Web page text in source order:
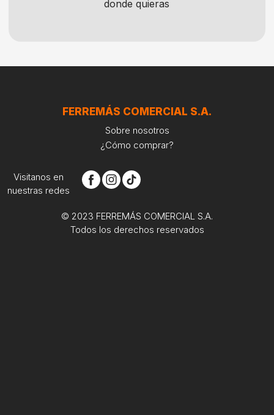
donde quieras
FERREMÁS COMERCIAL S.A.
Sobre nosotros
¿Cómo comprar?
Visitanos en
nuestras redes
© 2023 FERREMÁS COMERCIAL S.A.
Todos los derechos reservados